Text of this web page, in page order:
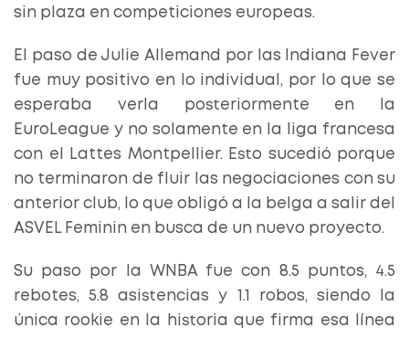
sin plaza en competiciones europeas.
El paso de Julie Allemand por las Indiana Fever
fue muy positivo en lo individual, por lo que se
esperaba verla posteriormente en la
EuroLeague y no solamente en la liga francesa
con el Lattes Montpellier. Esto sucedió porque
no terminaron de fluir las negociaciones con su
anterior club, lo que obligó a la belga a salir del
ASVEL Feminin en busca de un nuevo proyecto.
Su paso por la WNBA fue con 8.5 puntos, 4.5
rebotes, 5.8 asistencias y 1.1 robos, siendo la
única rookie en la historia que firma esa línea